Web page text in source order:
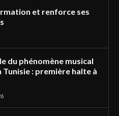
et renforce ses
du phénomène musical
: première halte à